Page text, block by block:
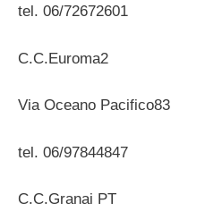
tel. 06/72672601
C.C.Euroma2
Via Oceano Pacifico83
tel. 06/97844847
C.C.Granai PT